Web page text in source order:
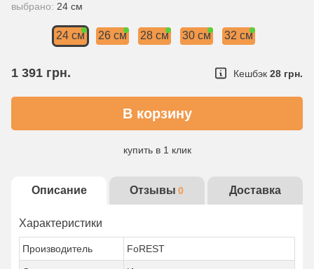
24 см 26 см 28 см 30 см 32 см
выбрано: 24 см
1 391 грн. Кешбэк 28 грн.
купить в 1 клик
Описание Отзывы 0 Доставка
Характеристики
Производитель FoREST